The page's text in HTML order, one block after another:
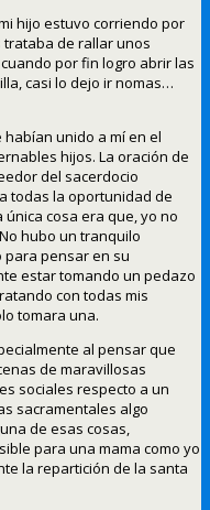
hijo estuvo corriendo por
de rallar unos
por fin logro abrir las
casi lo dejo ir nomas…
unido a mí en el
hijos. La oración de
del sacerdocio
todas la oportunidad de
cosa era que, yo no
hubo un tranquilo
para pensar en su
estar tomando un pedazo
con todas mis
tomara una.
al pensar que
de maravillosas
sociales respecto a un
sacramentales algo
de esas cosas,
para una mama como yo
la repartición de la santa